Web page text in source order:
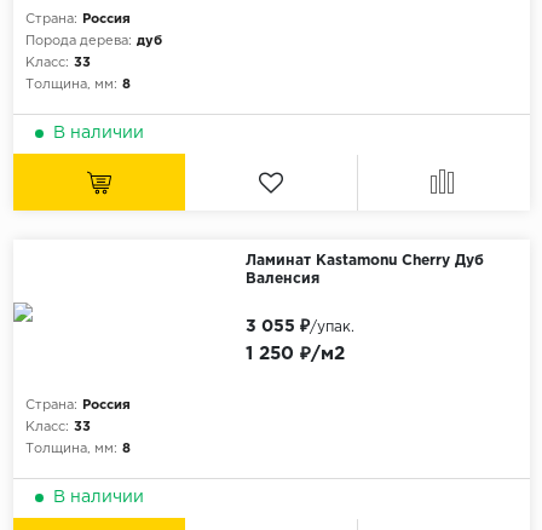
Страна:
Россия
Порода дерева: дуб
Класс: 33
Толщина, мм: 8
В наличии
Ламинат Kastamonu Cherry Дуб
Валенсия
Страна:
Россия
Класс: 33
Толщина, мм: 8
1 250 ₽/м2
3 055 ₽/упак.
В наличии